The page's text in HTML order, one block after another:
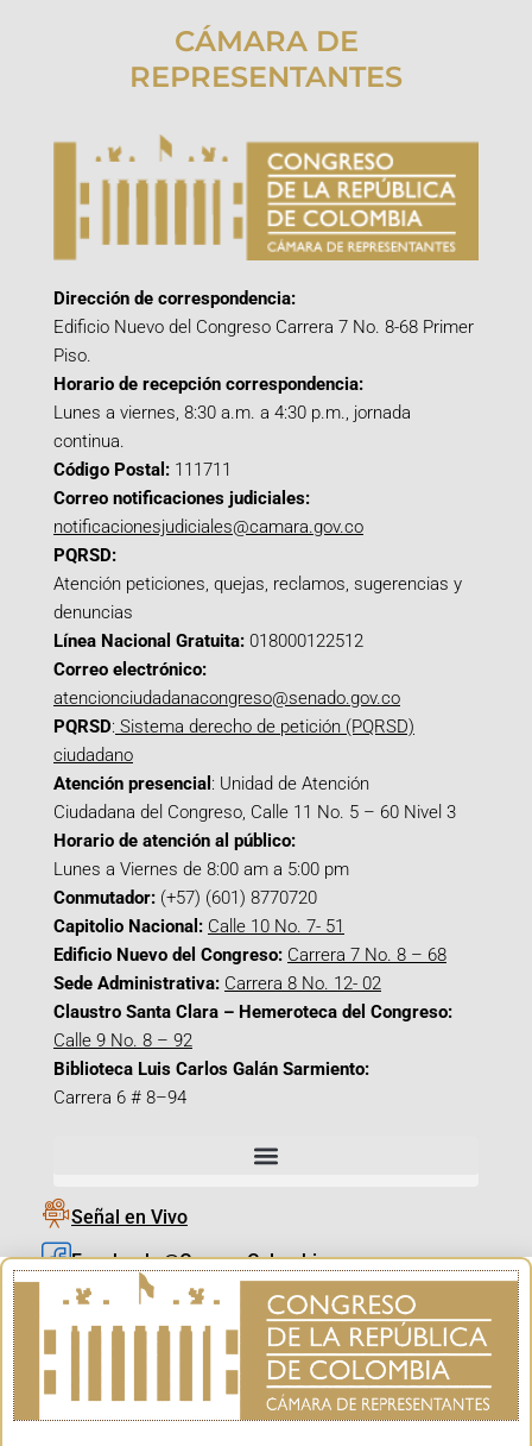
CÁMARA DE
REPRESENTANTES
Dirección de correspondencia:
Edificio Nuevo del Congreso Carrera 7 No. 8-68 Primer
Piso.
Horario de recepción correspondencia:
Lunes a viernes, 8:30 a.m. a 4:30 p.m., jornada
continua.
Código Postal: 111711
Correo notificaciones judiciales:
notificacionesjudiciales@camara.gov.co
PQRSD:
Atención peticiones, quejas, reclamos, sugerencias y
denuncias
Línea Nacional Gratuita: 018000122512
Correo electrónico:
atencionciudadanacongreso@senado.gov.co
PQRSD: Sistema derecho de petición (PQRSD)
ciudadano
Atención presencial : Unidad de Atención
Ciudadana del Congreso, Calle 11 No. 5 – 60 Nivel 3
Horario de atención al público:
Lunes a Viernes de 8:00 am a 5:00 pm
Conmutador: (+57) (601) 8770720
Capitolio Nacional: Calle 10 No. 7- 51
Edificio Nuevo del Congreso: Carrera 7 No. 8 – 68
Sede Administrativa: Carrera 8 No. 12- 02
Claustro Santa Clara – Hemeroteca del Congreso:
Calle 9 No. 8 – 92
Biblioteca Luis Carlos Galán Sarmiento:
Carrera 6 # 8–94
Señal en Vivo
Facebook_@CamaraColombia
Instagram_@CamaraColombia
X_@CamaraColombia
Youtube_@CamaraColombia